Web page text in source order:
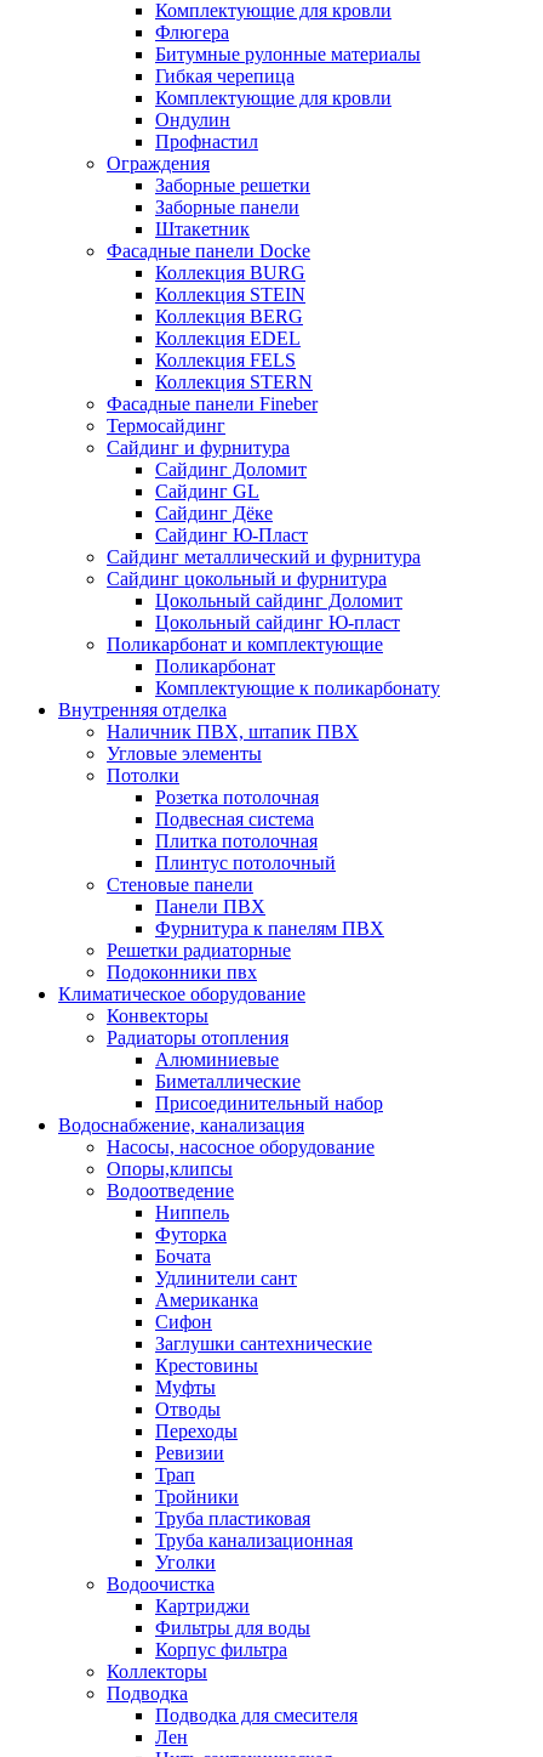
Комплектующие для кровли
Флюгера
Битумные рулонные материалы
Гибкая черепица
Комплектующие для кровли
Ондулин
Профнастил
Ограждения
Заборные решетки
Заборные панели
Штакетник
Фасадные панели Docke
Коллекция BURG
Коллекция STEIN
Коллекция BERG
Коллекция EDEL
Коллекция FELS
Коллекция STERN
Фасадные панели Fineber
Термосайдинг
Сайдинг и фурнитура
Сайдинг Доломит
Сайдинг GL
Сайдинг Дёке
Сайдинг Ю-Пласт
Сайдинг металлический и фурнитура
Сайдинг цокольный и фурнитура
Цокольный сайдинг Доломит
Цокольный сайдинг Ю-пласт
Поликарбонат и комплектующие
Поликарбонат
Комплектующие к поликарбонату
Внутренняя отделка
Наличник ПВХ, штапик ПВХ
Угловые элементы
Потолки
Розетка потолочная
Подвесная система
Плитка потолочная
Плинтус потолочный
Стеновые панели
Панели ПВХ
Фурнитура к панелям ПВХ
Решетки радиаторные
Подоконники пвх
Климатическое оборудование
Конвекторы
Радиаторы отопления
Алюминиевые
Биметаллические
Присоединительный набор
Водоснабжение, канализация
Насосы, насосное оборудование
Опоры,клипсы
Водоотведение
Ниппель
Футорка
Бочата
Удлинители сант
Американка
Сифон
Заглушки сантехнические
Крестовины
Муфты
Отводы
Переходы
Ревизии
Трап
Тройники
Труба пластиковая
Труба канализационная
Уголки
Водоочистка
Картриджи
Фильтры для воды
Корпус фильтра
Коллекторы
Подводка
Подводка для смесителя
Лен